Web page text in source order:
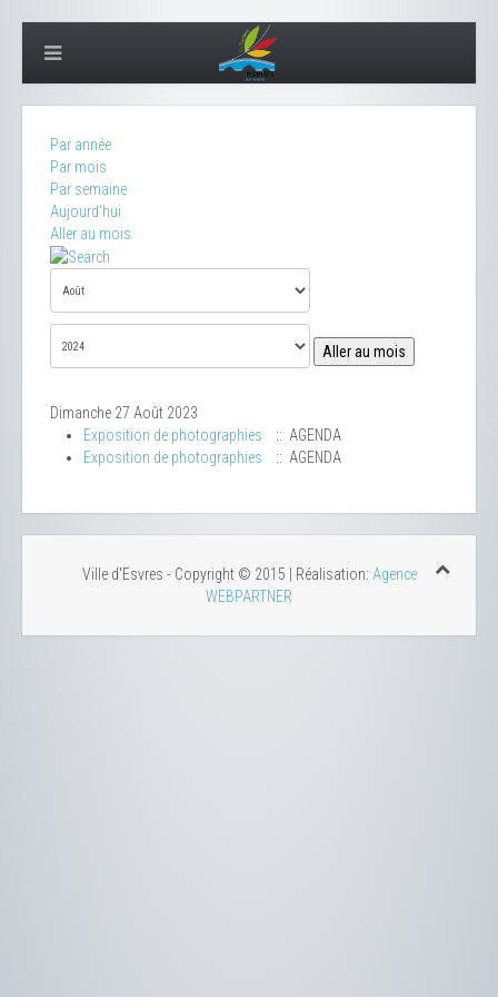
Par année
Par mois
Par semaine
Aujourd'hui
Aller au mois
Aller au mois
Dimanche 27 Août 2023
Exposition de photographies
:: AGENDA
Exposition de photographies
:: AGENDA
Ville d'Esvres - Copyright © 2015 | Réalisation: Agence
WEBPARTNER